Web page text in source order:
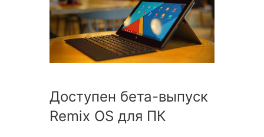
Доступен бета-выпуск
Remix OS для ПК